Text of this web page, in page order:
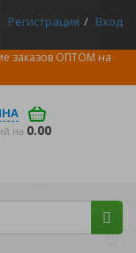
Регистрация Вход
заказов ОПТОМ на
на 0.00